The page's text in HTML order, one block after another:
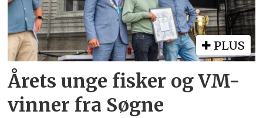
PLUS
Årets unge fisker og VM-
vinner fra Søgne